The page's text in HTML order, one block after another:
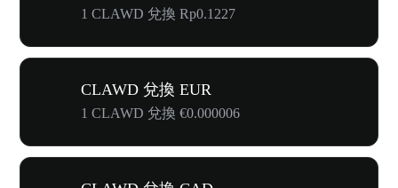
1 CLAWD 兌換 Rp0.1227
CLAWD 兌換 EUR
1 CLAWD 兌換 €0.000006